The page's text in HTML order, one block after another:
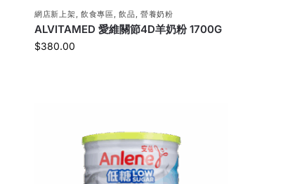
網店新上架 , 飲食專區,飲品, 營養奶粉
ALVITAMED 愛維關節4D羊奶粉 1700G
$380.00